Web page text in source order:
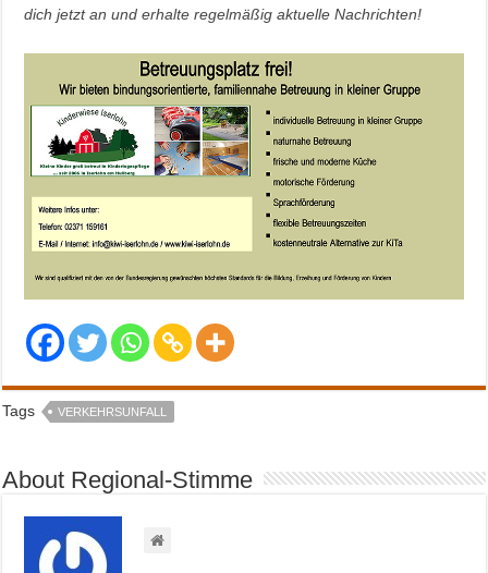
dich jetzt an und erhalte regelmäßig aktuelle Nachrichten!
Tags VERKEHRSUNFALL
About Regional-Stimme